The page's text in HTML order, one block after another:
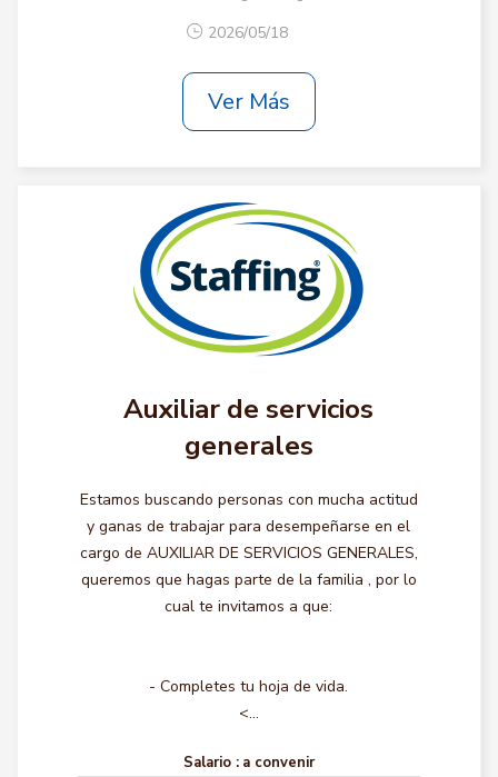
2026/05/18
Ver Más
Auxiliar de servicios
generales
Estamos buscando personas con mucha actitud
y ganas de trabajar para desempeñarse en el
cargo de AUXILIAR DE SERVICIOS GENERALES,
queremos que hagas parte de la familia , por lo
cual te invitamos a que:
- Completes tu hoja de vida.
<...
Salario : a convenir